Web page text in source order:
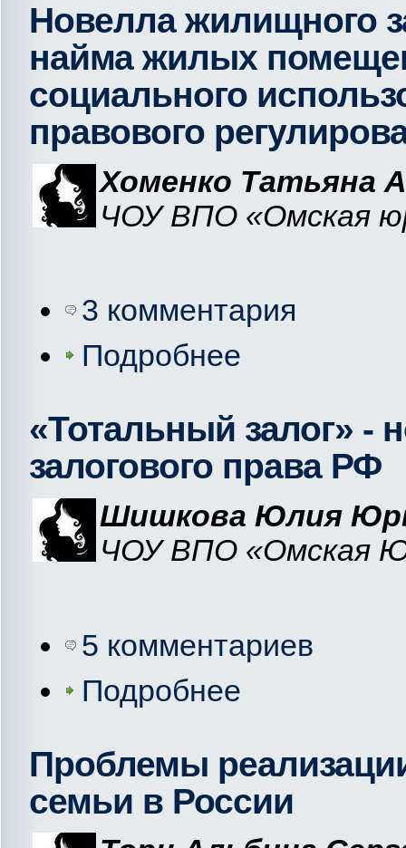
Новелла жилищного
найма жилых
социального
правового
Хоменко Татьяна
ЧОУ ВПО «Омская
3 комментария
Подробнее
«Тотальный залог» -
залогового права РФ
Шишкова Юлия
ЧОУ ВПО «Омская
5 комментариев
Подробнее
Проблемы
семьи в России